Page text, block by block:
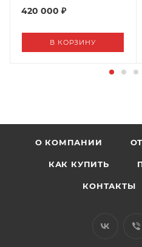
420 000 ₽
В КОРЗИНУ
О КОМПАНИИ
КАК КУПИТЬ
КОНТАКТЫ